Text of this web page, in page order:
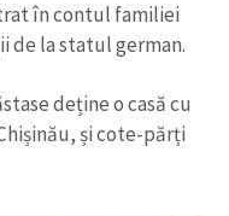
în contul familiei
de la statul german.
deține o casă cu
și cote-părți